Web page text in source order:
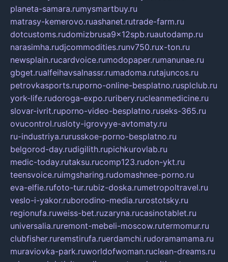
planeta-samara.rumysmartbuy.ru
matrasy-kemerovo.ruashanet.rutrade-farm.ru
dotcustoms.rudomizbrusa9x12spb.ruautodamp.ru
narasimha.rudjcommodities.runv750.rux-ton.ru
newsplain.rucardvoice.rumodopaper.rumanunae.ru
gbget.rualfeihavsalnassr.rumadoma.rutajuncos.ru
petrovkasports.ruporno-online-besplatno.rusplclub.ru
york-life.rudoroga-expo.ruribery.rucleanmedicine.ru
slovar-ivrit.ruporno-video-besplatno.ruseks-365.ru
ovucontrol.rusloty-igrovyye-avtomaty.ru
ru-industriya.rurusskoe-porno-besplatno.ru
belgorod-day.rudigilith.rupichkurovlab.ru
medic-today.rutaksu.rucomp123.rudon-ykt.ru
teensvoice.ruimgsharing.rudomashnee-porno.ru
eva-elfie.rufoto-tur.rubiz-doska.rumetropoltravel.ru
veslo-i-yakor.ruborodino-media.rurostotsky.ru
regionufa.ruweiss-bet.ruzaryna.rucasinotablet.ru
universalia.ruremont-mebeli-moscow.rutermomur.ru
clubfisher.ruremstirufa.ruerdamchi.rudoramamama.ru
muraviovka-park.ruworldofwoman.ruclean-dreams.ru